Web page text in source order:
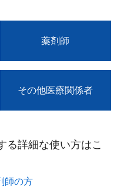
薬剤師
その他医療関係者
る詳細な使い方はこ
師の方​